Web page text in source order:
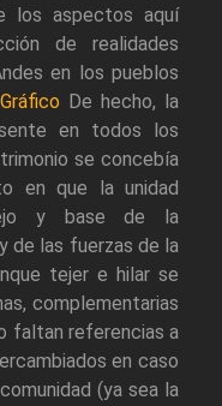
los aspectos aquí
de realidades
en los pueblos
Gráfico De hecho, la
en todos los
se concebía
en que la unidad
y base de la
de las fuerzas de la
tejer e hilar se
complementarias
faltan referencias a
en caso
(ya sea la